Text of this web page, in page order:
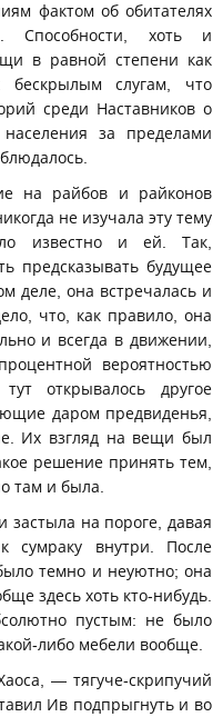
фактом об обитателях
Способности, хоть и
в равной степени как
слугам, что
среди Наставников о
за пределами
на райбов и райконов
не изучала эту тему
известно и ей. Так,
предсказывать будущее
деле, она встречалась и
что, как правило, она
и всегда в движении,
вероятностью
открывалось другое
даром предвиденья,
Их взгляд на вещи был
решение принять тем,
там и была.
застыла на пороге, давая
сумраку внутри. После
темно и неуютно; она
здесь хоть кто-нибудь.
пустым: не было
либо мебели вообще.
— тягуче-скрипучий
Ив подпрыгнуть и во